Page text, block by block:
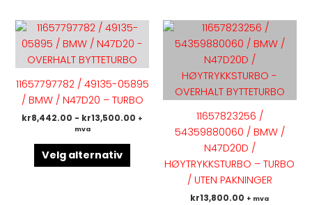
11657797782 / 49135-05895
/ BMW / N47D20 – TURBO
kr8,442.00 - kr13,500.00 +
mva
Velg alternativ
Dette
produktet
har
varianter.
Alternativene
kan
produktsiden
11657823256 /
54359880060 / BMW /
N47D20D /
HØYTRYKKSTURBO – TURBO
/ UTEN PAKNINGER
kr13,800.00 + mva
kan
velges